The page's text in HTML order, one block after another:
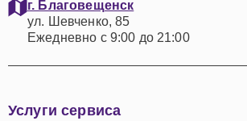
г. Благовещенск
ул. Шевченко, 85
Ежедневно с 9:00 до 21:00
Услуги сервиса